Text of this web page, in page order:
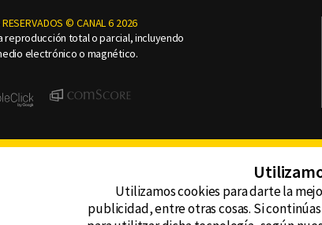
RESERVADOS © CANAL 6 2026
reproducción total o parcial, incluyendo
electrónico o magnético.
Utilizamos cookies para darte la
publicidad, entre otras cosas. Si